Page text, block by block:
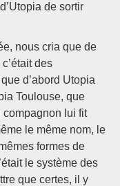
de sortir
nous cria que de
des
d’abord Utopia
Toulouse, que
compagnon lui fit
le même nom, le
formes de
le système des
que certes, il y